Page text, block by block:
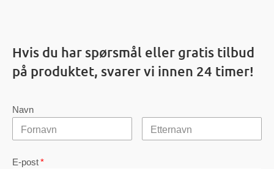
Hvis du har spørsmål eller gratis tilbud
på produktet, svarer vi innen 24 timer!
Navn
E-post*